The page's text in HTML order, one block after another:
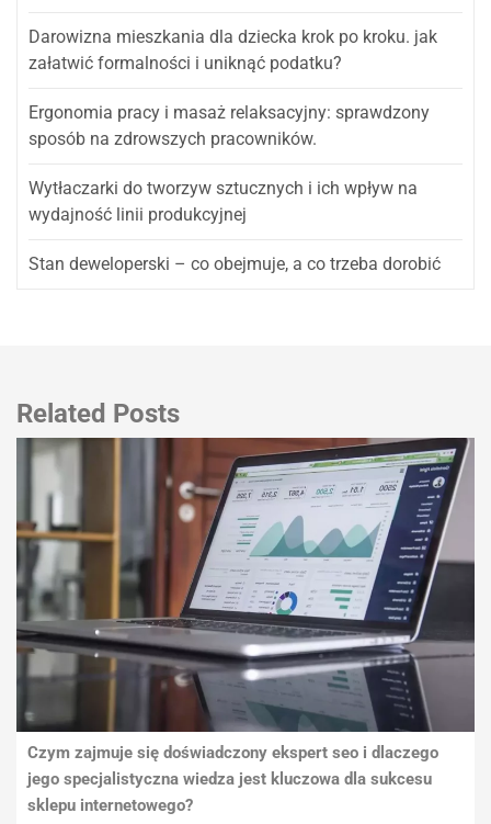
Darowizna mieszkania dla dziecka krok po kroku. jak
załatwić formalności i uniknąć podatku?
Ergonomia pracy i masaż relaksacyjny: sprawdzony
sposób na zdrowszych pracowników.
Wytłaczarki do tworzyw sztucznych i ich wpływ na
wydajność linii produkcyjnej
Stan deweloperski – co obejmuje, a co trzeba dorobić
Related Posts
Czym zajmuje się doświadczony ekspert seo i dlaczego
jego specjalistyczna wiedza jest kluczowa dla sukcesu
sklepu internetowego?